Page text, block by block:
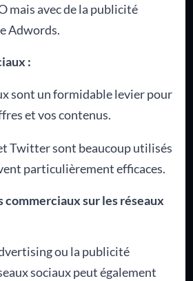
mais avec de la publicité
Adwords.
:
sont un formidable levier pour
et vos contenus.
Twitter sont beaucoup utilisés
particulièrement efficaces.
commerciaux sur les réseaux
ou la publicité
sociaux peut également